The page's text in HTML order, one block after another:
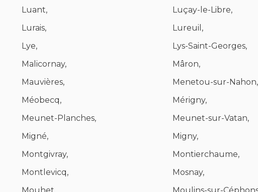
Luant,
Luçay-le-Libre,
Lurais,
Lureuil,
Lye,
Lys-Saint-Georges,
Malicornay,
Mâron,
Mauvières,
Menetou-sur-Nahon,
Méobecq,
Mérigny,
Meunet-Planches,
Meunet-sur-Vatan,
Migné,
Migny,
Montgivray,
Montierchaume,
Montlevicq,
Mosnay,